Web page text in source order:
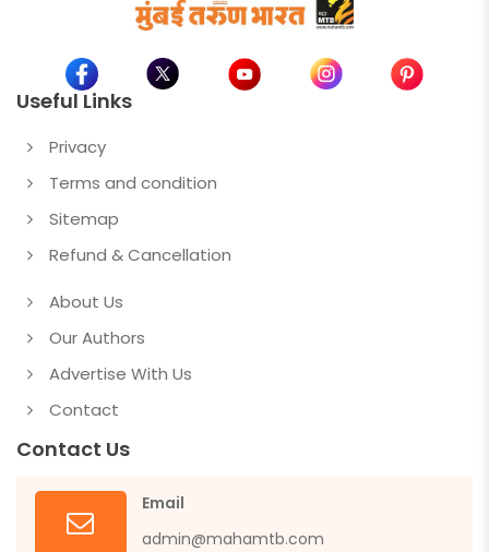
Useful Links
Privacy
Terms and condition
Sitemap
Refund & Cancellation
About Us
Our Authors
Advertise With Us
Contact
Contact Us
Email
admin@mahamtb.com